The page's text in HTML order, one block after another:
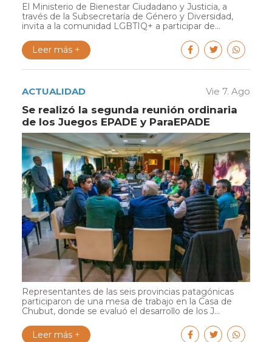
El Ministerio de Bienestar Ciudadano y Justicia, a
través de la Subsecretaría de Género y Diversidad,
invita a la comunidad LGBTIQ+ a participar de...
Leer más +
ACTUALIDAD Vie 7. Ago
Se realizó la segunda reunión ordinaria
de los Juegos EPADE y ParaEPADE
Representantes de las seis provincias patagónicas
participaron de una mesa de trabajo en la Casa de
Chubut, donde se evaluó el desarrollo de los J...
Leer más +